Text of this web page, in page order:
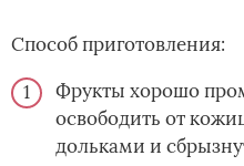
Способ приготовления:
Фрукты хорошо
освободить от
дольками и